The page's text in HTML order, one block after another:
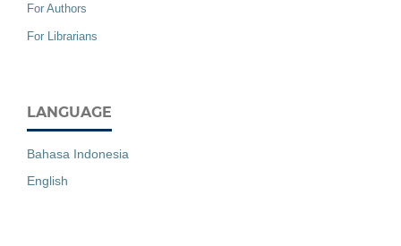
For Authors
For Librarians
LANGUAGE
Bahasa Indonesia
English